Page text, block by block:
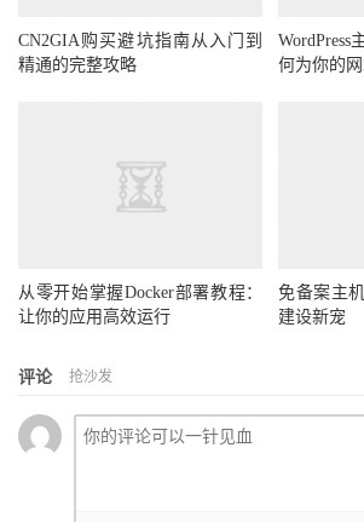
CN2GIA购买避坑指南从入门到
精通的完整攻略
WordPress
何为你的
从零开始掌握Docker部署教程：
让你的应用高效运行
免备案主
建设新宠
评论 抢沙发